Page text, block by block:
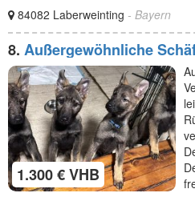
84082 Laberweinting - Bayern
8. Außergewöhnliche
Wolfsgen abzugeben
1.300 € VHB